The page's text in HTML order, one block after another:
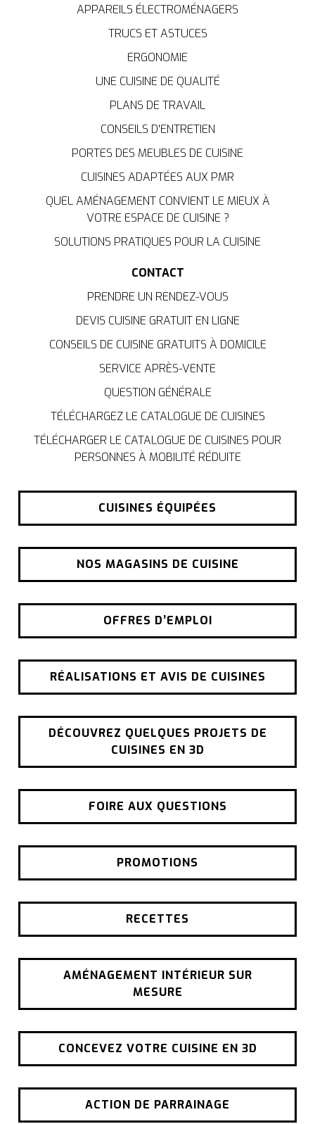
APPAREILS ÉLECTROMÉNAGERS
TRUCS ET ASTUCES
ERGONOMIE
UNE CUISINE DE QUALITÉ
PLANS DE TRAVAIL
CONSEILS D'ENTRETIEN
PORTES DES MEUBLES DE CUISINE
CUISINES ADAPTÉES AUX PMR
QUEL AMÉNAGEMENT CONVIENT LE MIEUX À
VOTRE ESPACE DE CUISINE ?
SOLUTIONS PRATIQUES POUR LA CUISINE
CONTACT
PRENDRE UN RENDEZ-VOUS
DEVIS CUISINE GRATUIT EN LIGNE
CONSEILS DE CUISINE GRATUITS À DOMICILE
SERVICE APRÈS-VENTE
QUESTION GÉNÉRALE
TÉLÉCHARGEZ LE CATALOGUE DE CUISINES
TÉLÉCHARGER LE CATALOGUE DE CUISINES POUR
PERSONNES À MOBILITÉ RÉDUITE
CUISINES ÉQUIPÉES
NOS MAGASINS DE CUISINE
OFFRES D’EMPLOI
RÉALISATIONS ET AVIS DE CUISINES
DÉCOUVREZ QUELQUES PROJETS DE
CUISINES EN 3D
FOIRE AUX QUESTIONS
PROMOTIONS
RECETTES
AMÉNAGEMENT INTÉRIEUR SUR
MESURE
CONCEVEZ VOTRE CUISINE EN 3D
ACTION DE PARRAINAGE